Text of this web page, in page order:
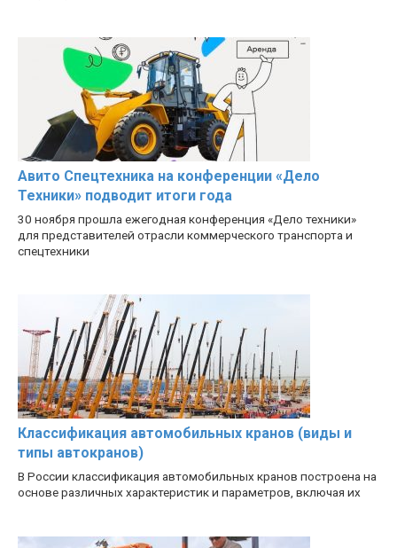
Авито Спецтехника на конференции «Дело
Техники» подводит итоги года
30 ноября прошла ежегодная конференция «Дело техники»
для представителей отрасли коммерческого транспорта и
спецтехники
Классификация автомобильных кранов (виды и
типы автокранов)
В России классификация автомобильных кранов построена на
основе различных характеристик и параметров, включая их